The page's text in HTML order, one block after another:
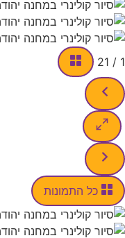
1
/
21
כל התמונות